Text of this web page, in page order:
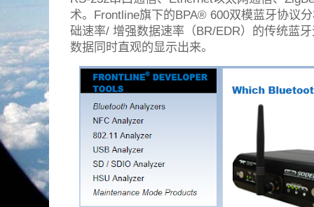
术。Frontline旗下的BPA® 600双模蓝牙协议
础速率/ 增强数据速率（BR/EDR）的传统蓝
数据同时直观的显示出来。